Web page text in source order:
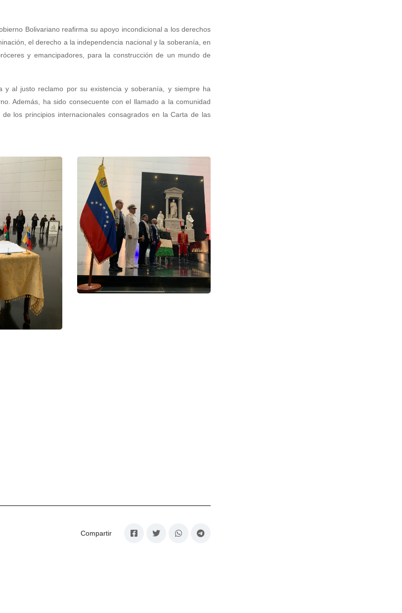
Bolivariano reafirma su apoyo incondicional a los derechos
el derecho a la independencia nacional y la soberanía, en
y emancipadores, para la construcción de un mundo de
y al justo reclamo por su existencia y soberanía, y siempre ha
Además, ha sido consecuente con el llamado a la comunidad
los principios internacionales consagrados en la Carta de las
Compartir